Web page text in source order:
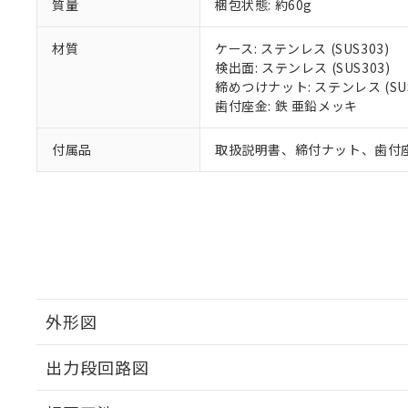
質量 梱包状態: 約60g
材質
ケース: ステンレス (SUS303)
検出面: ステンレス (SUS303)
締めつけナット: ステンレス
歯付座金: 鉄 亜鉛メッキ
付属品 取扱説明書、締付ナット、歯付
外形図
出力段回路図